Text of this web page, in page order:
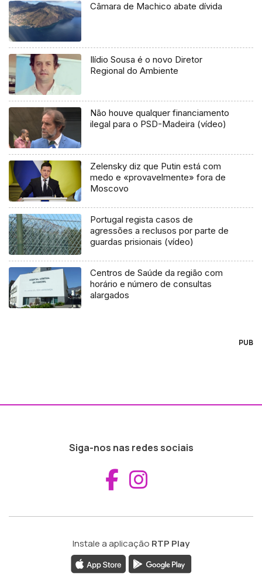
Câmara de Machico abate dívida
Ilídio Sousa é o novo Diretor
Regional do Ambiente
Não houve qualquer financiamento
ilegal para o PSD-Madeira (vídeo)
Zelensky diz que Putin está com
medo e «provavelmente» fora de
Moscovo
Portugal regista casos de
agressões a reclusos por parte de
guardas prisionais (vídeo)
Centros de Saúde da região com
horário e número de consultas
alargados
PUB
Siga-nos nas redes sociais
Aceder ao
Instale a aplicação RTP Play